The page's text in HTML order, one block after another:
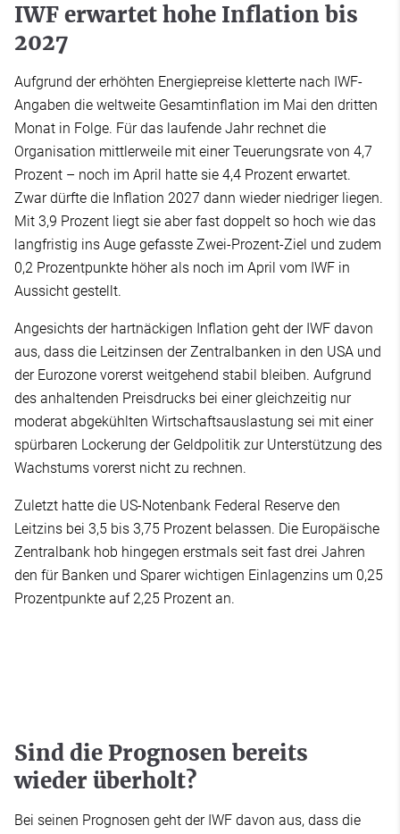
IWF erwartet hohe Inflation bis
2027
Aufgrund der erhöhten Energiepreise kletterte nach IWF-
Angaben die weltweite Gesamtinflation im Mai den dritten
Monat in Folge. Für das laufende Jahr rechnet die
Organisation mittlerweile mit einer Teuerungsrate von 4,7
Prozent – noch im April hatte sie 4,4 Prozent erwartet.
Zwar dürfte die Inflation 2027 dann wieder niedriger liegen.
Mit 3,9 Prozent liegt sie aber fast doppelt so hoch wie das
langfristig ins Auge gefasste Zwei-Prozent-Ziel und zudem
0,2 Prozentpunkte höher als noch im April vom IWF in
Aussicht gestellt.
Angesichts der hartnäckigen Inflation geht der IWF davon
aus, dass die Leitzinsen der Zentralbanken in den USA und
der Eurozone vorerst weitgehend stabil bleiben. Aufgrund
des anhaltenden Preisdrucks bei einer gleichzeitig nur
moderat abgekühlten Wirtschaftsauslastung sei mit einer
spürbaren Lockerung der Geldpolitik zur Unterstützung des
Wachstums vorerst nicht zu rechnen.
Zuletzt hatte die US-Notenbank Federal Reserve den
Leitzins bei 3,5 bis 3,75 Prozent belassen. Die Europäische
Zentralbank hob hingegen erstmals seit fast drei Jahren
den für Banken und Sparer wichtigen Einlagenzins um 0,25
Prozentpunkte auf 2,25 Prozent an.
Sind die Prognosen bereits
wieder überholt?
Bei seinen Prognosen geht der IWF davon aus, dass die